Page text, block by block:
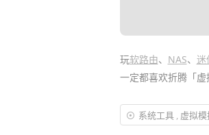
玩软路由、 NAS、 迷
一定都喜欢折腾「虚
PVE (全称 Proxmox
基于Debian和
系统工具, 虚拟模